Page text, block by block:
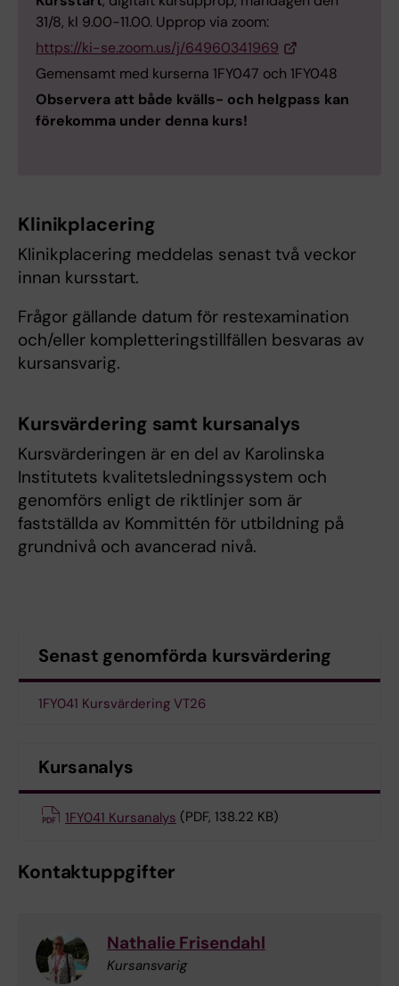
31/8, kl 9.00-11.00. Upprop via zoom:
https://ki-se.zoom.us/j/64960341969
Gemensamt med kurserna 1FY047 och 1FY048
Observera att både kvälls- och helgpass kan
förekomma under denna kurs!
Klinikplacering
Klinikplacering meddelas senast två veckor
innan kursstart.
Frågor gällande datum för restexamination
och/eller kompletteringstillfällen besvaras av
kursansvarig.
Kursvärdering samt kursanalys
Kursvärderingen är en del av Karolinska
Institutets kvalitetsledningssystem och
genomförs enligt de riktlinjer som är
fastställda av Kommittén för utbildning på
grundnivå och avancerad nivå.
Senast genomförda kursvärdering
1FY041 Kursvärdering VT26
Kursanalys
1FY041 Kursanalys (PDF, 138.22 KB)
Kontaktuppgifter
Nathalie Frisendahl
Kursansvarig